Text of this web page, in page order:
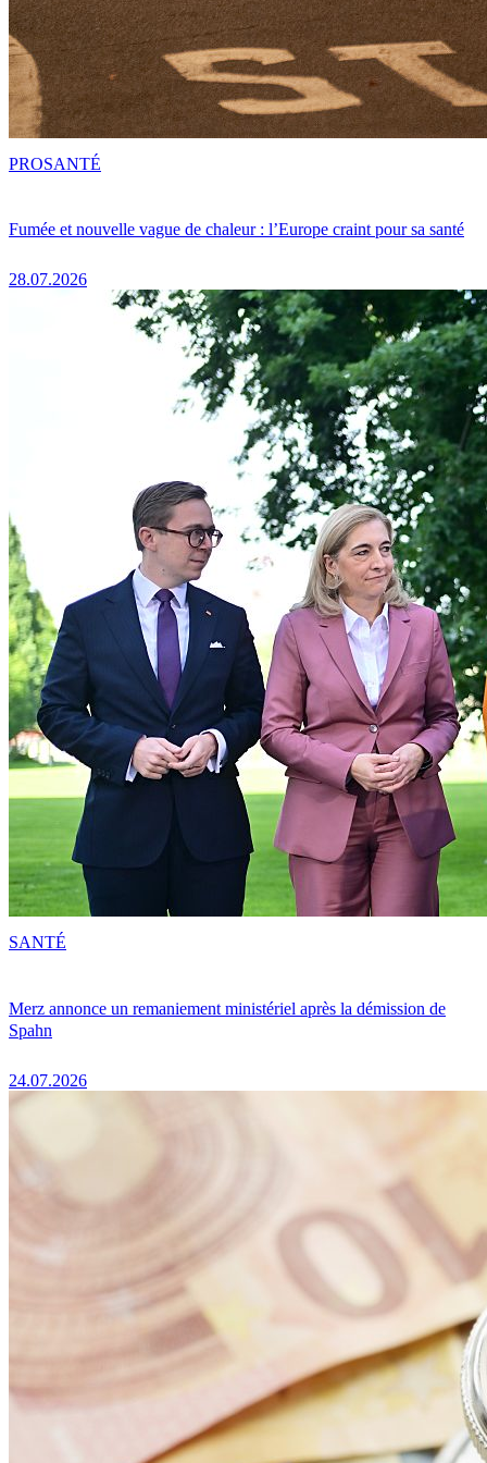
Fumée et nouvelle vague de chaleur : l’Europe craint pour sa santé
28.07.2026
PROSANTÉ
Merz annonce un remaniement ministériel après la démission de
Spahn
24.07.2026
SANTÉ